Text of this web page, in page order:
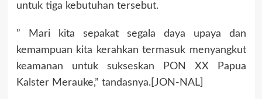
untuk tiga kebutuhan tersebut.
” Mari kita sepakat segala daya upaya dan
kemampuan kita kerahkan termasuk menyangkut
keamanan untuk sukseskan PON XX Papua
Kalster Merauke,” tandasnya.[JON-NAL]